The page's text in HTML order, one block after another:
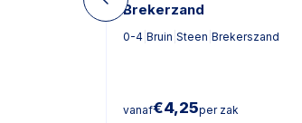
Brekerzand
0-4 Bruin Steen Brekerszand
vanaf€4,25per zak